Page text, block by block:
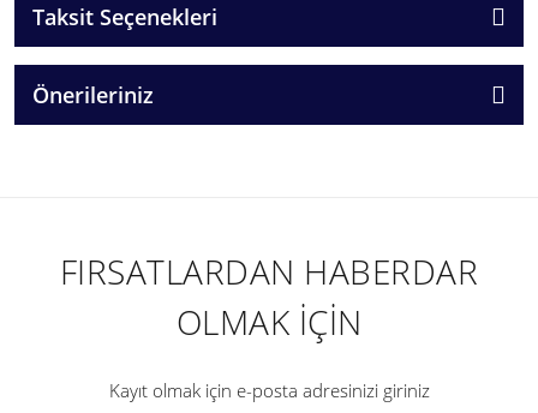
Taksit Seçenekleri
Önerileriniz
FIRSATLARDAN HABERDAR
OLMAK İÇİN